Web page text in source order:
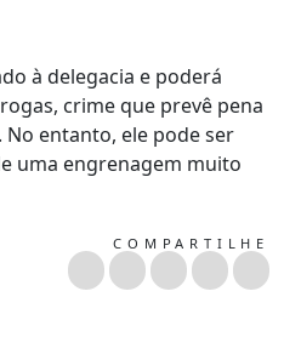
à delegacia e poderá
crime que prevê pena
No entanto, ele pode ser
uma engrenagem muito
COMPARTILHE